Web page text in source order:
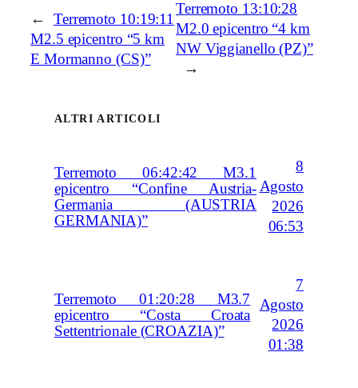
←
Terremoto 10:19:11
M2.5 epicentro “5 km
E Mormanno (CS)”
Terremoto 13:10:28
M2.0 epicentro “4 km
NW Viggianello (PZ)”
→
ALTRI ARTICOLI
Terremoto 06:42:42 M3.1
epicentro “Confine Austria-
Germania (AUSTRIA
GERMANIA)”
8
Agosto
2026
06:53
Terremoto 01:20:28 M3.7
epicentro “Costa Croata
Settentrionale (CROAZIA)”
7
Agosto
2026
01:38